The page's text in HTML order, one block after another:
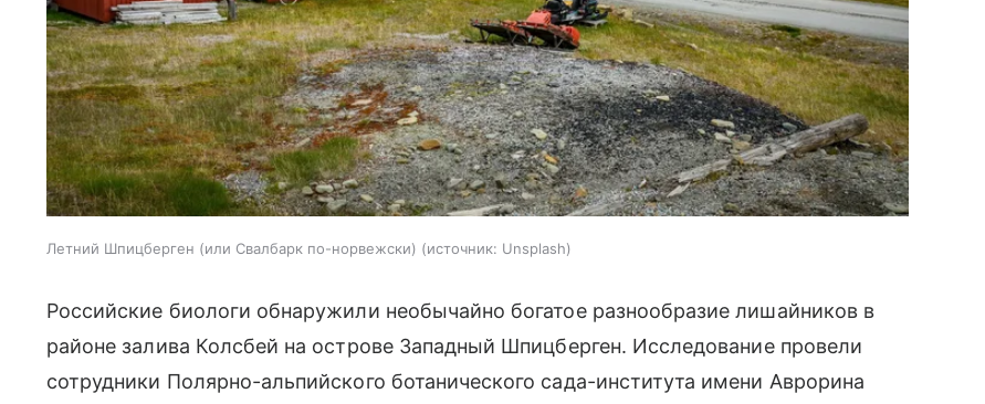
Летний Шпицберген (или Свалбарк по-норвежски) источник: Unsplash
Российские биологи обнаружили необычайно богатое разнообразие лишайников в
районе залива Колсбей на острове Западный Шпицберген. Исследование провели
сотрудники Полярно-альпийского ботанического сада-института имени Аврорина